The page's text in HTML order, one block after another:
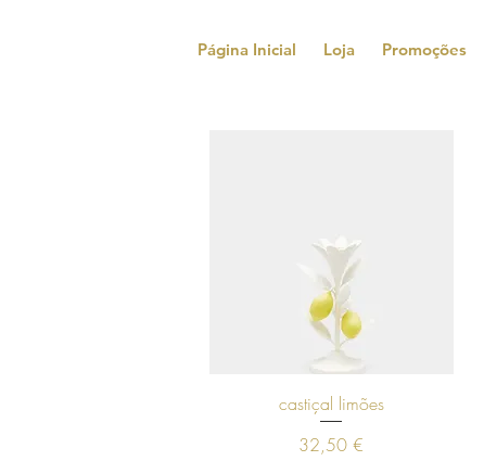
Página Inicial Loja Promoções
Visualização rápida
castiçal limões
Preço
32,50 €